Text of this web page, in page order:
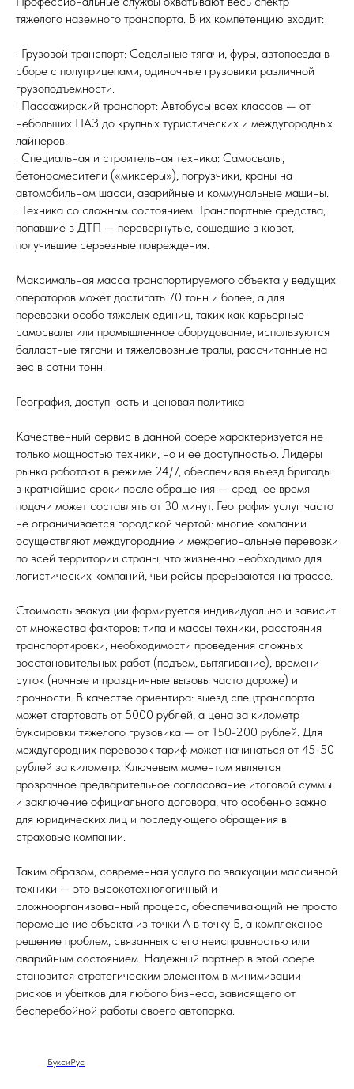
тяжелого наземного транспорта. В их компетенцию входит:
· Грузовой транспорт: Седельные тягачи, фуры, автопоезда в
сборе с полуприцепами, одиночные грузовики различной
грузоподъемности.
· Пассажирский транспорт: Автобусы всех классов — от
небольших ПАЗ до крупных туристических и междугородных
лайнеров.
· Специальная и строительная техника: Самосвалы,
бетоносмесители («миксеры»), погрузчики, краны на
автомобильном шасси, аварийные и коммунальные машины.
· Техника со сложным состоянием: Транспортные средства,
попавшие в ДТП — перевернутые, сошедшие в кювет,
получившие серьезные повреждения.
Максимальная масса транспортируемого объекта у ведущих
операторов может достигать 70 тонн и более, а для
перевозки особо тяжелых единиц, таких как карьерные
самосвалы или промышленное оборудование, используются
балластные тягачи и тяжеловозные тралы, рассчитанные на
вес в сотни тонн.
География, доступность и ценовая политика
Качественный сервис в данной сфере характеризуется не
только мощностью техники, но и ее доступностью. Лидеры
рынка работают в режиме 24/7, обеспечивая выезд бригады
в кратчайшие сроки после обращения — среднее время
подачи может составлять от 30 минут. География услуг часто
не ограничивается городской чертой: многие компании
осуществляют междугородние и межрегиональные перевозки
по всей территории страны, что жизненно необходимо для
логистических компаний, чьи рейсы прерываются на трассе.
Стоимость эвакуации формируется индивидуально и зависит
от множества факторов: типа и массы техники, расстояния
транспортировки, необходимости проведения сложных
восстановительных работ (подъем, вытягивание), времени
суток (ночные и праздничные вызовы часто дороже) и
срочности. В качестве ориентира: выезд спецтранспорта
может стартовать от 5000 рублей, а цена за километр
буксировки тяжелого грузовика — от 150-200 рублей. Для
междугородних перевозок тариф может начинаться от 45-50
рублей за километр. Ключевым моментом является
прозрачное предварительное согласование итоговой суммы
и заключение официального договора, что особенно важно
для юридических лиц и последующего обращения в
страховые компании.
Таким образом, современная услуга по эвакуации массивной
техники — это высокотехнологичный и
сложноорганизованный процесс, обеспечивающий не просто
перемещение объекта из точки А в точку Б, а комплексное
решение проблем, связанных с его неисправностью или
аварийным состоянием. Надежный партнер в этой сфере
становится стратегическим элементом в минимизации
рисков и убытков для любого бизнеса, зависящего от
бесперебойной работы своего автопарка.
БуксиРус